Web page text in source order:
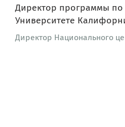
Директор программы
Университете
Директор Национального